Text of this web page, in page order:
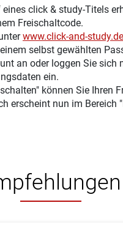
click & study-Titels
Freischaltcode.
www.click-and-study.de
selbst gewählten
an oder loggen Sie sich
ein.
können Sie Ihren
erscheint nun im Bereich